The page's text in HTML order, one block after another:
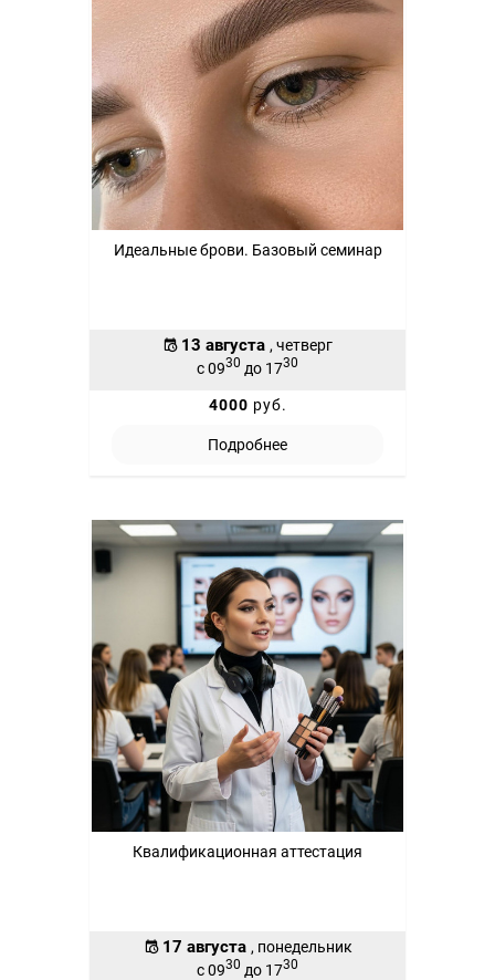
Идеальные брови. Базовый семинар
13 августа , четверг
с 0930 до 1730
4000 руб.
Подробнее
Квалификационная аттестация
17 августа , понедельник
с 0930 до 1730